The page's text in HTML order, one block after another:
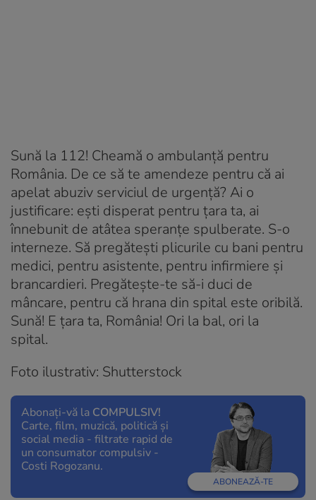
Sună la 112! Cheamă o ambulanță pentru
România. De ce să te amendeze pentru că ai
apelat abuziv serviciul de urgență? Ai o
justificare: ești disperat pentru țara ta, ai
înnebunit de atâtea speranțe spulberate. S-o
interneze. Să pregătești plicurile cu bani pentru
medici, pentru asistente, pentru infirmiere și
brancardieri. Pregătește-te să-i duci de
mâncare, pentru că hrana din spital este oribilă.
Sună! E țara ta, România! Ori la bal, ori la
spital.
Foto ilustrativ: Shutterstock
Abonați-vă la COMPULSIV!
Carte, film, muzică, politică și
social media - filtrate rapid de
un consumator compulsiv -
Costi Rogozanu.
ABONEAZĂ-TE